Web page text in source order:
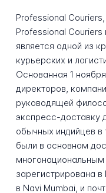
Professional
Professional Couriers
является одной из
курьерских и
Основанная 1
директоров,
руководящей
экспресс-доставку
обычных индийцев в
были в основном
зарегистрирована
в Navi Mumbai, и